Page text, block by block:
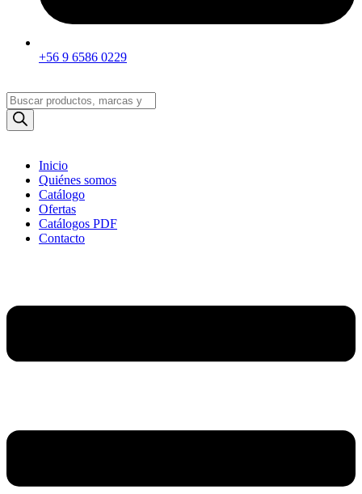
+56 9 6586 0229
Búsqueda
de
productos
Inicio
Quiénes somos
Catálogo
Ofertas
Catálogos PDF
Contacto